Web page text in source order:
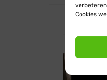
verbeteren
Cookies